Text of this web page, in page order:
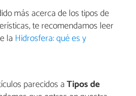
más acerca de los tipos de
te recomendamos leer
la Hidrosfera: qué es y
parecidos aTipos de